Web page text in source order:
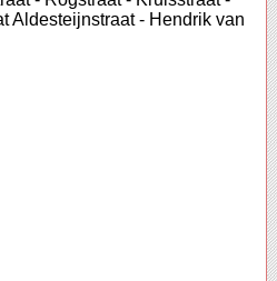
Aldesteijnstraat - Hendrik van